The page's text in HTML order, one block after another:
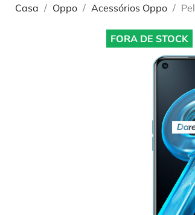
Casa Oppo Acessórios Oppo
FORA DE STOCK